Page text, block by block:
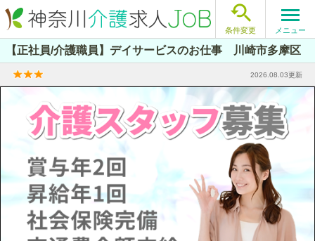

条件変更 メニュー
【正社員/介護職員】デイサービスのお仕事 川崎市多摩区
2026.08.03更新